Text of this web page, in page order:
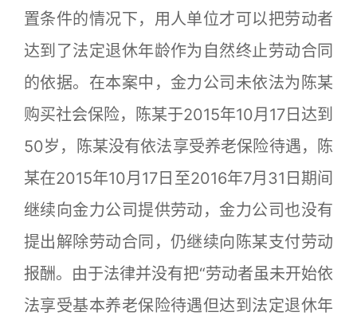
置条件的情况下，用人单位才可以把劳动者
达到了法定退休年龄作为自然终止劳动合同
的依据。在本案中，金力公司未依法为陈某
购买社会保险，陈某于2015年10月17日达到
50岁，陈某没有依法享受养老保险待遇，陈
某在2015年10月17日至2016年7月31日期间
继续向金力公司提供劳动，金力公司也没有
提出解除劳动合同，仍继续向陈某支付劳动
报酬。由于法律并没有把“劳动者虽未开始依
法享受基本养老保险待遇但达到法定退休年